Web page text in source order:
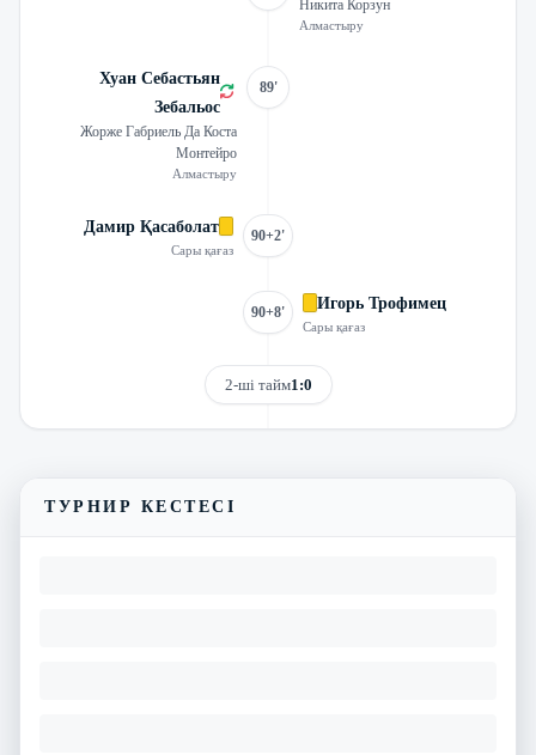
Никита Корзун
Алмастыру
Хуан Себастьян
Зебальос
Жорже Габриель Да Коста
Монтейро
Алмастыру
89'
Дамир Қасаболат
Сары қағаз
90+2'
90+8' Игорь Трофимец
Сары қағаз
2-ші тайм1:0
ТУРНИР КЕСТЕСІ